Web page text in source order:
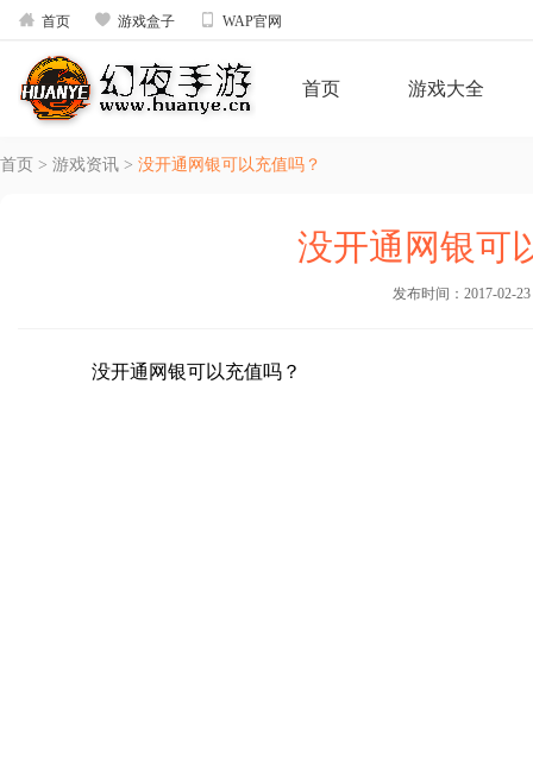
 首页  游戏盒子  WAP官网
首页 游戏大全
首页 > 游戏资讯 > 没开通网银可以充值吗？
没开通网银可
发布时间：2017-02-23
没开通网银可以充值吗？